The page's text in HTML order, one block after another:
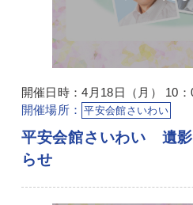
開催日時：4月18日（月） 10
開催場所：
平安会館さいわい
平安会館さいわい 遺
らせ